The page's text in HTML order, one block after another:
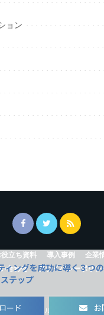
ョン
立ち資料 導入事例 企業
合わせ
プライバシーポリシ
© ウルマル All rights
ィングを成功に導く３つの
ステップ
ード お